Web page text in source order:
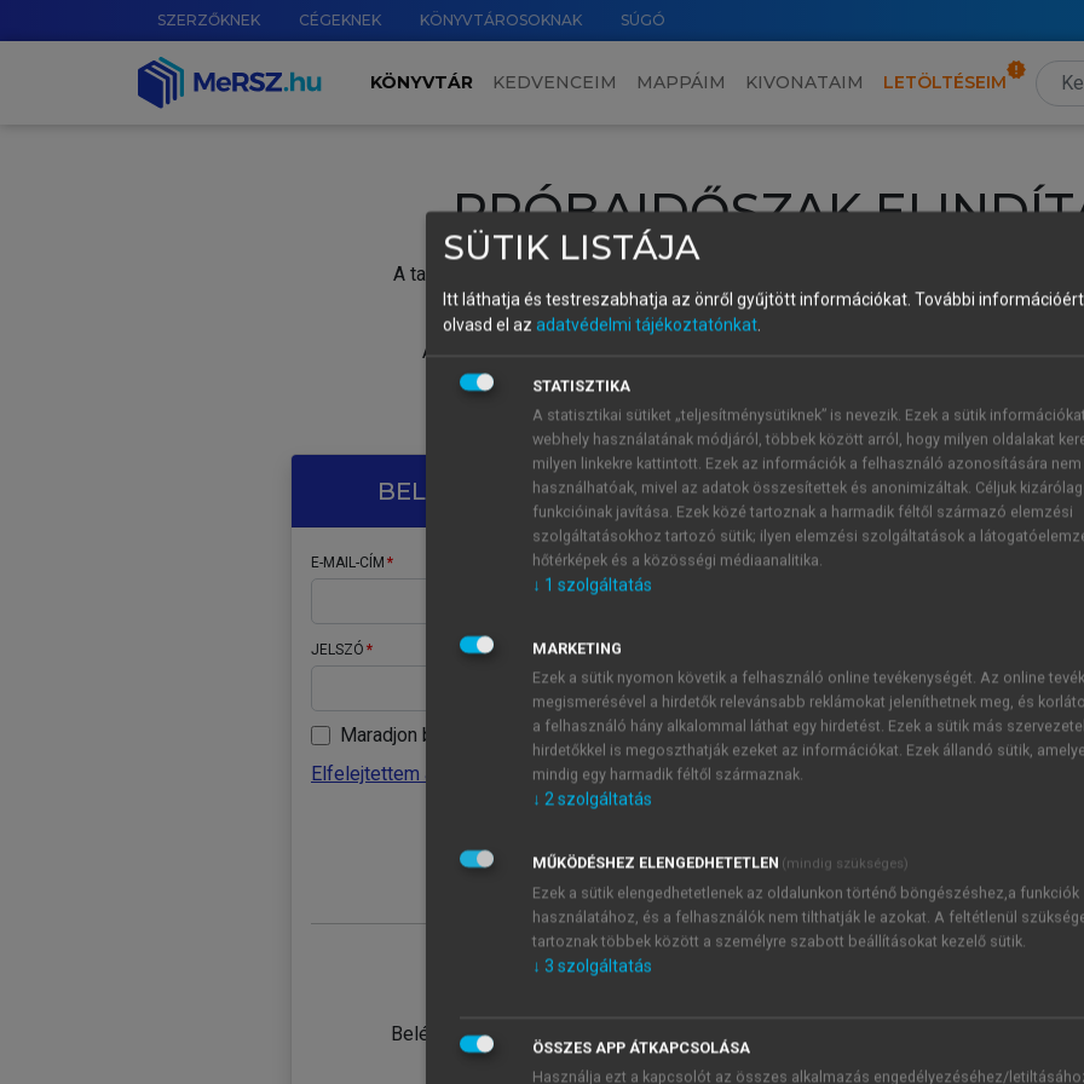
SZERZŐKNEK CÉGEKNEK KÖNYVTÁROSOKNAK SÚGÓ
KÖNYVTÁR KEDVENCEIM MAPPÁIM KIVONATAIM LETÖLTÉSEIM
PRÓBAIDŐSZAK
A tartalom megtekintéséhez lépj be a saját fiókoddal, iskolai azonosítóddal vagy
Új felhasználóként1 óra díjmentes hozzáférésrevagy
A próbaidőszak elindításához,
vagy hozz
A regisztráció után a
BELÉPÉS SAJÁT FIÓKKAL
E-MAIL-CÍM
JELSZÓ
Maradjon belépve
Elfelejtettem a jelszavamat
Belépés intézményi azonosítóval
ÚJ FIÓK
1 óra
JELSZÓ
Kérek értesítést a MeRSZ
Kérek értesítést az
SÜTIK LISTÁJA
Itt láthatja és testreszabhatja az önről gyűjtött információkat. További
olvasd el az adatvédelmi tájékoztatónkat.
STATISZTIKA
A statisztikai sütiket „teljesítménysütiknek” is nevezik. Ezek a sütik
webhely használatának módjáról, többek között arról, hogy milyen oldalakat
milyen linkekre kattintott. Ezek az információk a felhasználó azonosítására nem
használhatóak, mivel az adatok összesítettek és anonimizáltak. Céljuk
funkcióinak javítása. Ezek közé tartoznak a harmadik féltől származó elemzési
szolgáltatásokhoz tartozó sütik; ilyen elemzési szolgáltatások a
hőtérképek és a közösségi médiaanalitika.
↓ 1 szolgáltatás
MARKETING
Ezek a sütik nyomon követik a felhasználó online tevékenységét. Az online
megismerésével a hirdetők relevánsabb reklámokat jeleníthetnek meg, és
a felhasználó hány alkalommal láthat egy hirdetést. Ezek a sütik más
hirdetőkkel is megoszthatják ezeket az információkat. Ezek állandó sütik,
mindig egy harmadik féltől származnak.
↓ 2szolgáltatás
MŰKÖDÉSHEZ ELENGEDHETETLEN (mindig szükséges)
Ezek a sütik elengedhetetlenek az oldalunkon történő böngészéshez,a funkciók
használatához, és a felhasználók nem tilthatják le azokat. A feltétlenül
tartoznak többek között a személyre szabott beállításokat kezelő sütik.
↓ 3 szolgáltatás
ÖSSZES APP ÁTKAPCSOLÁSA
Használja ezt a kapcsolót az összes alkalmazás engedélyezéséhez/